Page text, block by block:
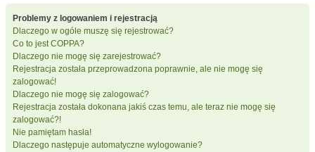
Problemy z logowaniem i rejestracją
Dlaczego w ogóle muszę się rejestrować?
Co to jest COPPA?
Dlaczego nie mogę się zarejestrować?
Rejestracja została przeprowadzona poprawnie, ale nie mogę się
zalogować!
Dlaczego nie mogę się zalogować?
Rejestracja została dokonana jakiś czas temu, ale teraz nie mogę się
zalogować?!
Nie pamiętam hasła!
Dlaczego następuje automatyczne wylogowanie?